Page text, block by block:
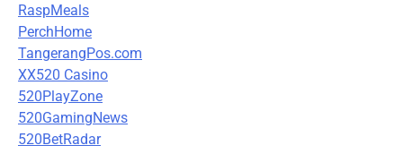
RaspMeals
PerchHome
TangerangPos.com
XX520 Casino
520PlayZone
520GamingNews
520BetRadar